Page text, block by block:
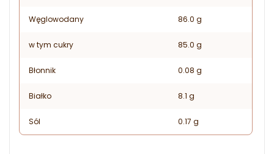
Węglowodany 86.0 g
w tym cukry 85.0 g
Błonnik 0.08 g
Białko 8.1 g
Sól 0.17 g